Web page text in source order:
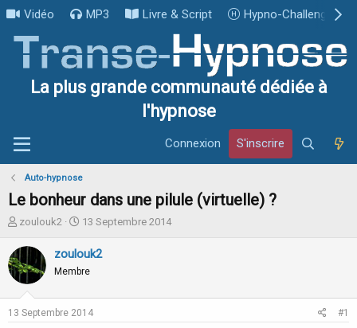
Vidéo MP3 Livre & Script Hypno-Challenge
La plus grande communauté dédiée à
l'hypnose
Connexion S'inscrire
Auto-hypnose
Le bonheur dans une pilule (virtuelle) ?
I
i
t
i
zoulouk2
D
t
d
d
13 Septembre 2014
zoulouk2
Membre
13 Septembre 2014 #1